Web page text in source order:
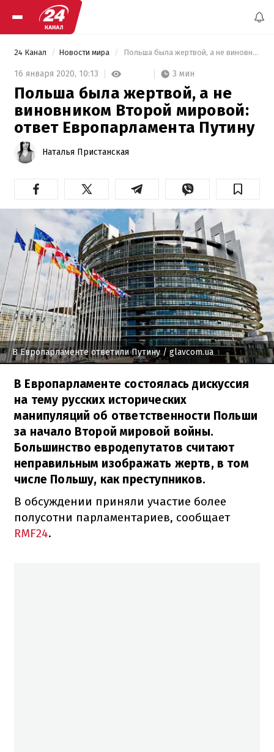
24 Канал Новости мира Польша была жертвой, а не виновником Второй мировой: ответ Европарламента Путину
16 января 2020, 10:13 3 мин
Польша была жертвой, а не
виновником Второй мировой:
ответ Европарламента Путину
Наталья Пристанская
В Европарламенте ответили Путину/ glavcom.ua
В Европарламенте состоялась дискуссия
на тему русских исторических
манипуляций об ответственности Польши
за начало Второй мировой войны.
Большинство евродепутатов считают
неправильным изображать жертв, в том
числе Польшу, как преступников.
В обсуждении приняли участие более
полусотни парламентариев, сообщает
RMF24.